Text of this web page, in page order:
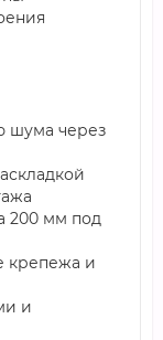
шума через
200 мм под
крепежа и
и